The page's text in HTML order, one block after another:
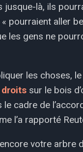
jusque-là, ils
pourraient aller
les gens ne
les choses, le
sur le bois
le cadre de
l’a rapporté
votre arbre